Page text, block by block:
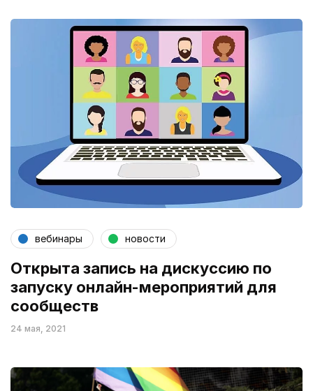
вебинары новости
Открыта запись на дискуссию по
запуску онлайн-мероприятий для
сообществ
24 мая, 2021